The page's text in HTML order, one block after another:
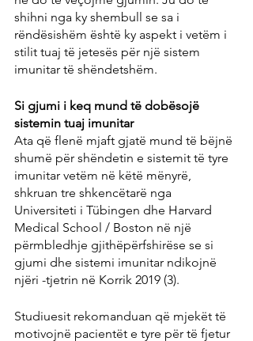
shihni nga ky shembull se sa i
rëndësishëm është ky aspekt i vetëm i
stilit tuaj të jetesës për një sistem
imunitar të shëndetshëm.
Si gjumi i keq mund të dobësojë
sistemin tuaj imunitar
Ata që flenë mjaft gjatë mund të bëjnë
shumë për shëndetin e sistemit të tyre
imunitar vetëm në këtë mënyrë,
shkruan tre shkencëtarë nga
Universiteti i Tübingen dhe Harvard
Medical School / Boston në një
përmbledhje gjithëpërfshirëse se si
gjumi dhe sistemi imunitar ndikojnë
njëri -tjetrin në Korrik 2019 (3).
Studiuesit rekomanduan që mjekët të
motivojnë pacientët e tyre për të fjetur